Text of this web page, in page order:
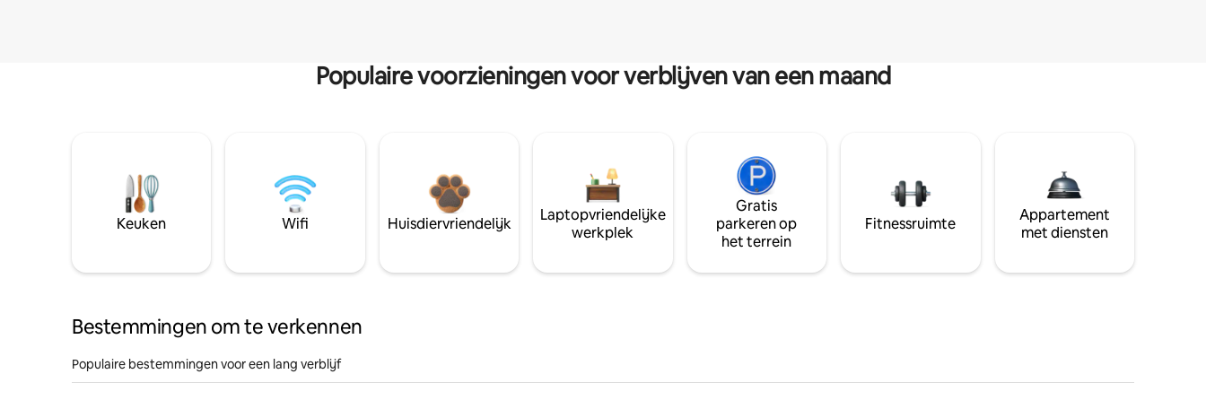
Populaire voorzieningen voor verblijven van een maand
Keuken Wifi Huisdiervriendelijk
Laptopvriendelijke
werkplek
Gratis
parkeren op
het terrein
Fitnessruimte
Appartement
met diensten
Bestemmingen om te verkennen
Populaire bestemmingen voor een lang verblijf